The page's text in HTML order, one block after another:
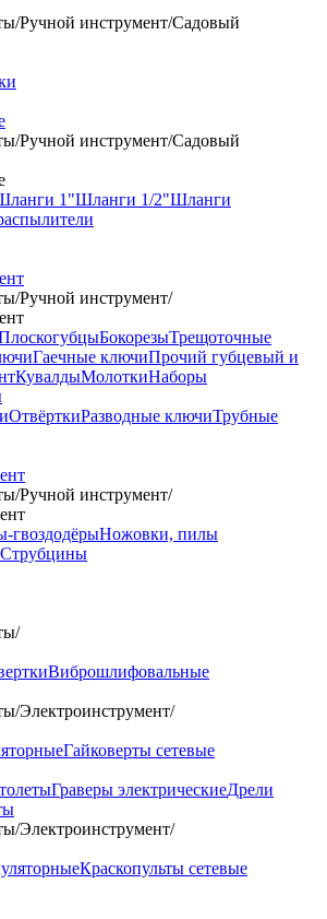
/Ручной инструмент/Садовый
/Ручной инструмент/Садовый
1"Шланги 1/2"Шланги
/Ручной инструмент/
БокорезыТрещоточные
Гаечные ключиПрочий губцевый и
КувалдыМолоткиНаборы
ОтвёрткиРазводные ключиТрубные
/Ручной инструмент/
гвоздодёрыНожовки, пилы
Струбцины
/
Виброшлифовальные
/Электроинструмент/
Гайковерты сетевые
Граверы электрическиеДрели
/Электроинструмент/
Краскопульты сетевые